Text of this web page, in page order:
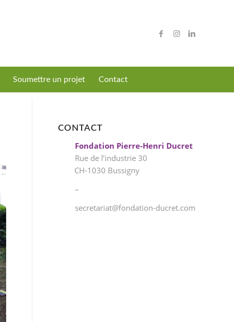
Soumettre un projet Contact
CONTACT
Fondation Pierre-Henri Ducret
Rue de l’industrie 30
CH-1030 Bussigny
–
secretariat@fondation-ducret.com